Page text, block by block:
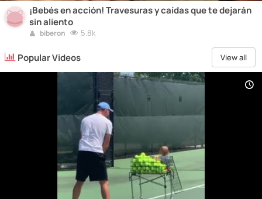
¡Bebés en acción! Travesuras y caídas que te dejarán
sin aliento
biberon 5.8k
Popular Videos View all